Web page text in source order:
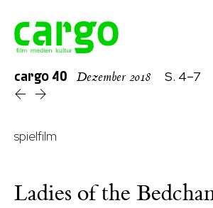
cargo40 Dezember 2018 S. 4–7
spielfilm
Ladies of the